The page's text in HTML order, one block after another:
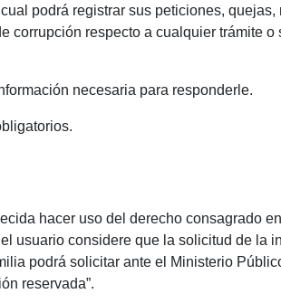
podrá registrar sus peticiones,
corrupción respecto a cualquier trámite o
necesaria para responderle.
hacer uso del derecho consagrado
usuario considere que la solicitud de la
podrá solicitar ante el Ministerio
reservada”.